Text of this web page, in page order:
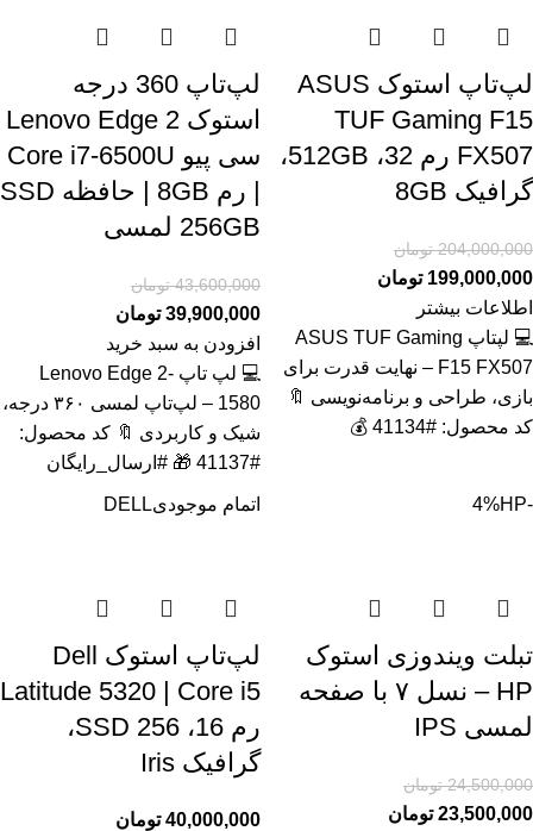
لپ‌تاپ استوک ASUS
TUF Gaming F15
FX507 رم 32، 512GB،
گرافیک 8GB
204,000,000 تومان
199,000,000 تومان
اطلاعات بیشتر
💻 لپتاپ ASUS TUF Gaming
F15 FX507 – نهایت قدرت برای
بازی، طراحی و برنامه‌نویسی 🔖
کد محصول: #41134 💰
لپ‌تاپ 360 درجه
استوک Lenovo Edge 2
سی پیو Core i7-6500U
| رم 8GB | حافظه SSD
256GB لمسی
43,600,000 تومان
39,900,000 تومان
افزودن به سبد خرید
💻 لپ تاپ Lenovo Edge 2-
1580 – لپ‌تاپ لمسی ۳۶۰ درجه،
شیک و کاربردی 🔖 کد محصول:
#41137 🎁 #ارسال_رایگان
-4%
HP
تبلت ویندوزی استوک
HP – نسل ۷ با صفحه
لمسی IPS
24,500,000 تومان
23,500,000 تومان
اتمام موجودیDELL
لپ‌تاپ استوک Dell
Latitude 5320 | Core i5
رم 16، SSD 256،
گرافیک Iris
40,000,000 تومان